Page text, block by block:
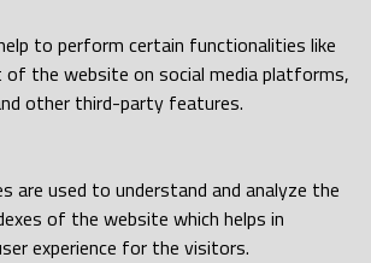
to perform certain functionalities like
the website on social media platforms,
other third-party features.
are used to understand and analyze the
of the website which helps in
experience for the visitors.